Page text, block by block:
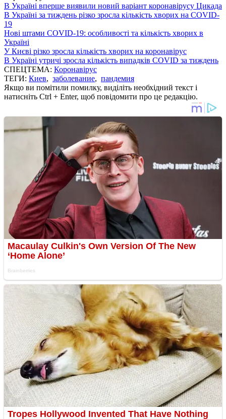
В Україні вперше виявили новий варіант коронавірусу Цикада
В Україні за тиждень різко зросла кількість хворих на COVID-
19
Нові штами COVID-19: особливості та кількість хворих в
Україні
У Києві різко зросла кількість хворих на коронавірус
В Україні утричі зросла кількість випадків COVID за тиждень
СПЕЦТЕМА: Коронавірус
ТЕГИ: Киев, заболевание, пандемия
Якщо ви помітили помилку, виділіть необхідний текст і
натисніть Ctrl + Enter, щоб повідомити про це редакцію.